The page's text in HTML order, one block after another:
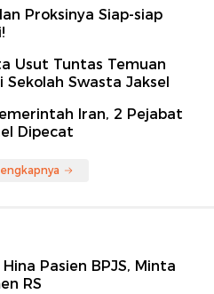
Proksinya Siap-siap
Usut Tuntas Temuan
Swasta Jaksel
Iran, 2 Pejabat
Dipecat
Pasien BPJS, Minta
RS